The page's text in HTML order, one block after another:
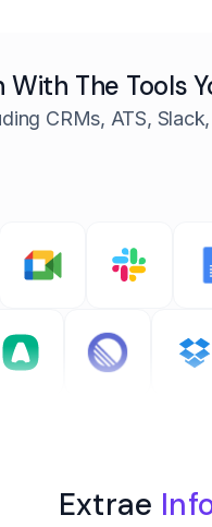
The Tools
CRMs, ATS,
Extrae